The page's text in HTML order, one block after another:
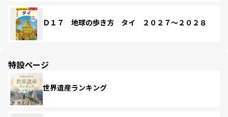
Ｄ１７ 地球の歩き方 タイ ２０２７～２０２８
特設ページ
世界遺産ランキング